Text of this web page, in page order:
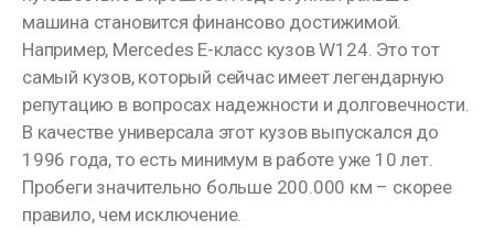
машина становится финансово достижимой.
Например, Mercedes E-класс кузов W124. Это тот
самый кузов, который сейчас имеет легендарную
репутацию в вопросах надежности и долговечности.
В качестве универсала этот кузов выпускался до
1996 года, то есть минимум в работе уже 10 лет.
Пробеги значительно больше 200.000 км – скорее
правило, чем исключение.